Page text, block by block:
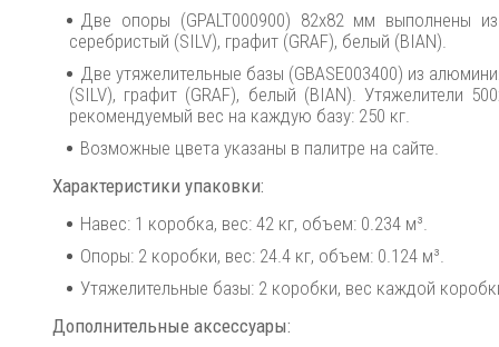
Две опоры (GPALT000900) 82х82 мм выполнены
серебристый (SILV), графит (GRAF), белый (BIAN).
Две утяжелительные базы (GBASE003400) из
(SILV), графит (GRAF), белый (BIAN). Утяжелители
рекомендуемый вес на каждую базу: 250 кг.
Возможные цвета указаны в палитре на сайте.
Характеристики упаковки:
Навес: 1 коробка, вес: 42 кг, объем: 0.234 м³.
Опоры: 2 коробки, вес: 24.4 кг, объем: 0.124 м³.
Утяжелительные базы: 2 коробки, вес каждой
Дополнительные аксессуары: